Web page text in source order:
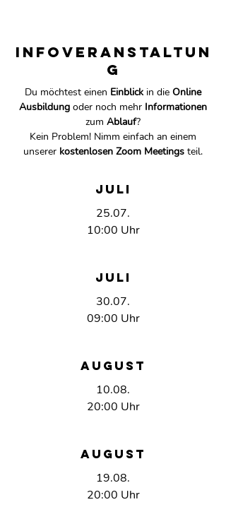
Infoveranstaltun
g
Du möchtest einen Einblick in die Online
Ausbildung oder noch mehr Informationen
zum Ablauf?
Kein Problem! Nimm einfach an einem
unserer kostenlosen Zoom Meetings teil.
Juli
25.07.
10:00 Uhr
Juli
30.07.
09:00 Uhr
AUGUST
10.08.
20:00 Uhr
AUGUST
19.08.
20:00 Uhr